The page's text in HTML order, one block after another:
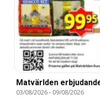
Matvärlden
03/08/2026- 09/08/2026